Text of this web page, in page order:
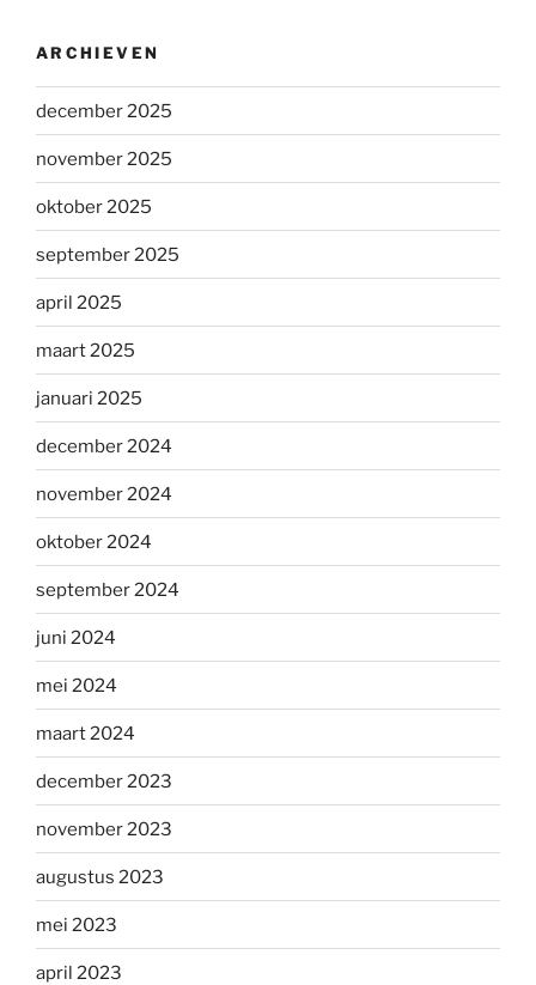
ARCHIEVEN
december 2025
november 2025
oktober 2025
september 2025
april 2025
maart 2025
januari 2025
december 2024
november 2024
oktober 2024
september 2024
juni 2024
mei 2024
maart 2024
december 2023
november 2023
augustus 2023
mei 2023
april 2023